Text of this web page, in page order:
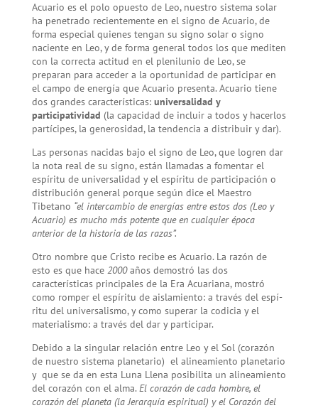
Acuario es el polo opuesto de Leo, nuestro sistema solar
ha penetrado recientemente en el signo de Acuario, de
forma especial quienes tengan su signo solar o signo
naciente en Leo, y de forma general todos los que mediten
con la correcta actitud en el plenilunio de Leo, se
preparan para acceder a la oportunidad de participar en
el campo de energía que Acuario presenta. Acuario tiene
dos grandes características: universalidad y
participatividad (la capacidad de incluir a todos y hacerlos
partícipes, la generosidad, la tendencia a distribuir y dar).
Las personas nacidas bajo el signo de Leo, que logren dar
la nota real de su signo, están llamadas a fomen­tar el
espíritu de universalidad y el espíritu de participación o
distribución general porque según dice el Maestro
Tibetano “el intercambio de energías entre estos dos (Leo y
Acuario) es mucho más potente que en cualquier época
anterior de la historia de las razas”.
Otro nombre que Cristo recibe es Acuario. La razón de
esto es que hace 2000años demostró las dos
características prin­cipales de la Era Acuariana, mostró
como romper el espíritu de aislamiento: a través del espí­
ritu del universalismo, y como superar la codicia y el
materialismo: a tra­vés del dar y participar.
Debido a la singular relación entre Leo y el Sol (corazón
de nuestro sistema planetario) el alineamiento planetario
y que se da en esta Luna Llena posibilita un alineamiento
del corazón con el alma. El corazón de cada hombre, el
corazón del planeta (la Jerarquía espiritual) y el Corazón del